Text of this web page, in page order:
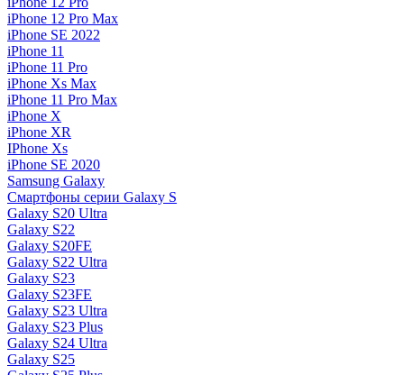
iPhone 12 Pro Max
iPhone SE 2022
iPhone 11
iPhone 11 Pro
iPhone Xs Max
iPhone 11 Pro Max
iPhone X
iPhone XR
IPhone Xs
iPhone SE 2020
Samsung Galaxy
Смартфоны серии Galaxy S
Galaxy S20 Ultra
Galaxy S22
Galaxy S20FE
Galaxy S22 Ultra
Galaxy S23
Galaxy S23FE
Galaxy S23 Ultra
Galaxy S23 Plus
Galaxy S24 Ultra
Galaxy S25